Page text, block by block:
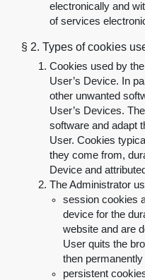
electronically and
of services
§ 2. Types of cookies
Cookies used by
User’s Device. In
other unwanted
User’s Devices.
software and adapt
User. Cookies
they come from,
Device and
The Administrator
session cookies
device for the
website and are
User quits the
then
persistent